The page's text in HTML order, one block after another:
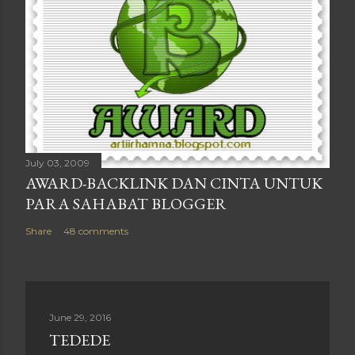
July 03, 2009
AWARD-BACKLINK DAN CINTA UNTUK
PARA SAHABAT BLOGGER
Share 48 comments
June 29, 2016
TEDEDE